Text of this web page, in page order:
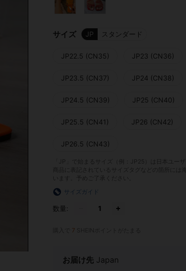
サイズ JP スタンダード
JP22.5 (CN35) JP23 (CN36)
JP23.5 (CN37) JP24 (CN38)
JP24.5 (CN39) JP25 (CN40)
JP25.5 (CN41) JP26 (CN42)
JP26.5 (CN43)
「JP」で始まるサイズ（例：JP25）は日本ユー
商品に表記されているサイズタグなどの箇所には
います。予めご了承ください。
サイズガイド
数量:
7
お届け先 Japan